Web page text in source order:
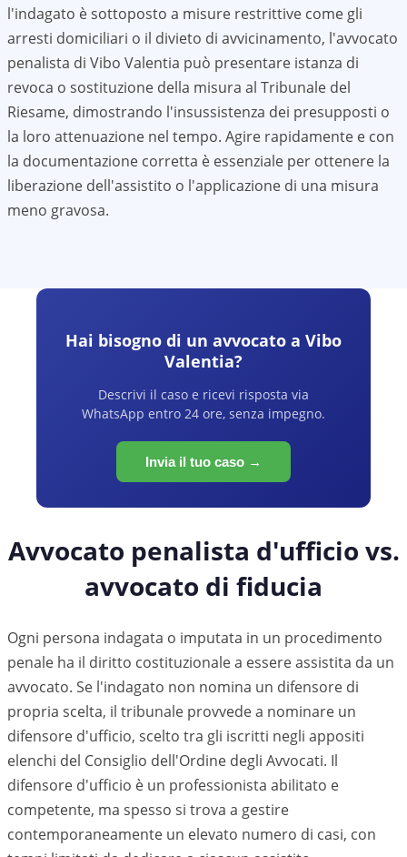
l'indagato è sottoposto a misure restrittive come gli
arresti domiciliari o il divieto di avvicinamento, l'avvocato
penalista di Vibo Valentia può presentare istanza di
revoca o sostituzione della misura al Tribunale del
Riesame, dimostrando l'insussistenza dei presupposti o
la loro attenuazione nel tempo. Agire rapidamente e con
la documentazione corretta è essenziale per ottenere la
liberazione dell'assistito o l'applicazione di una misura
meno gravosa.
Hai bisogno di un avvocato a Vibo
Valentia?
Descrivi il caso e ricevi risposta via
WhatsApp entro 24 ore, senza impegno.
Invia il tuo caso →
Avvocato penalista d'ufficio vs.
avvocato di fiducia
Ogni persona indagata o imputata in un procedimento
penale ha il diritto costituzionale a essere assistita da un
avvocato. Se l'indagato non nomina un difensore di
propria scelta, il tribunale provvede a nominare un
difensore d'ufficio, scelto tra gli iscritti negli appositi
elenchi del Consiglio dell'Ordine degli Avvocati. Il
difensore d'ufficio è un professionista abilitato e
competente, ma spesso si trova a gestire
contemporaneamente un elevato numero di casi, con